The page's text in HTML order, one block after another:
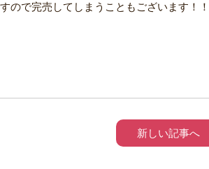
ので完売してしまうこともございます！！
新しい記事へ